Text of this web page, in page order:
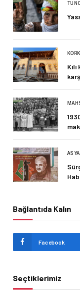
ASYA
Bağlantıda Kalın
Facebook
Seçtiklerimiz